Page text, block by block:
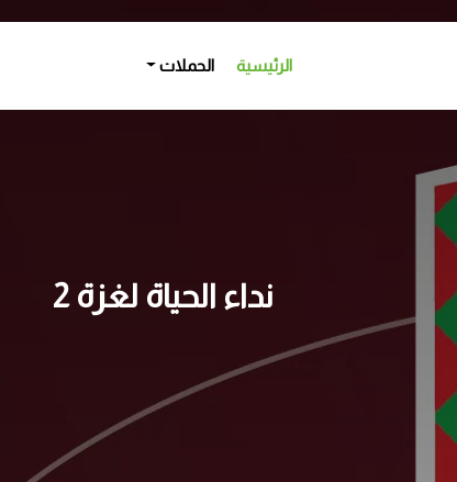
الرئيسية الحملات
نداء الحياة لغزة 2